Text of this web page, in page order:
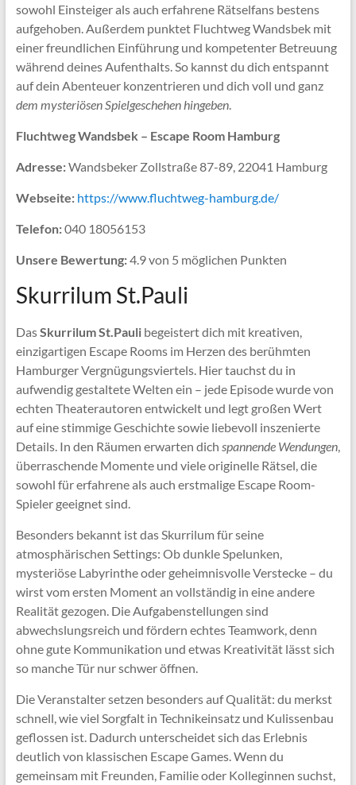
sowohl Einsteiger als auch erfahrene Rätselfans bestens
aufgehoben. Außerdem punktet Fluchtweg Wandsbek mit
einer freundlichen Einführung und kompetenter Betreuung
während deines Aufenthalts. So kannst du dich entspannt
auf dein Abenteuer konzentrieren und dich voll und ganz
dem mysteriösen Spielgeschehen hingeben.
Fluchtweg Wandsbek – Escape Room Hamburg
Adresse:Wandsbeker Zollstraße 87-89, 22041 Hamburg
Webseite: https://www.fluchtweg-hamburg.de/
Telefon:040 18056153
Unsere Bewertung:4.9 von 5 möglichen Punkten
Skurrilum St.Pauli
DasSkurrilum St.Paulibegeistert dich mit kreativen,
einzigartigen Escape Rooms im Herzen des berühmten
Hamburger Vergnügungsviertels. Hier tauchst du in
aufwendig gestaltete Welten ein – jede Episode wurde von
echten Theaterautoren entwickelt und legt großen Wert
auf eine stimmige Geschichte sowie liebevoll inszenierte
Details. In den Räumen erwarten dich spannende Wendungen,
überraschende Momente und viele originelle Rätsel, die
sowohl für erfahrene als auch erstmalige Escape Room-
Spieler geeignet sind.
Besonders bekannt ist das Skurrilum für seine
atmosphärischen Settings: Ob dunkle Spelunken,
mysteriöse Labyrinthe oder geheimnisvolle Verstecke – du
wirst vom ersten Moment an vollständig in eine andere
Realität gezogen. Die Aufgabenstellungen sind
abwechslungsreich und fördern echtes Teamwork, denn
ohne gute Kommunikation und etwas Kreativität lässt sich
so manche Tür nur schwer öffnen.
Die Veranstalter setzen besonders auf Qualität: du merkst
schnell, wie viel Sorgfalt in Technikeinsatz und Kulissenbau
geflossen ist. Dadurch unterscheidet sich das Erlebnis
deutlich von klassischen Escape Games. Wenn du
gemeinsam mit Freunden, Familie oder Kolleginnen suchst,